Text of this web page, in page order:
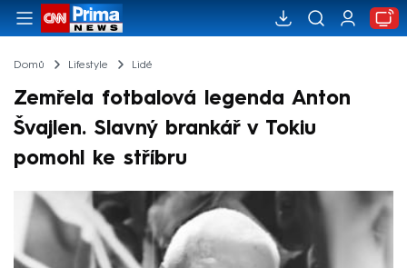
Domů Lifestyle Lidé
Zemřela fotbalová legenda Anton
Švajlen. Slavný brankář v Tokiu
pomohl ke stříbru